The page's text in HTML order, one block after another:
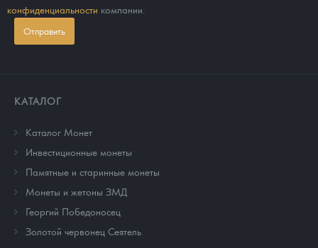
конфиденциальности компании.
Отправить
КАТАЛОГ
Каталог Монет
Инвестиционные монеты
Памятные и старинные монеты
Монеты и жетоны ЗМД
Георгий Победоносец
Золотой червонец Сеятель